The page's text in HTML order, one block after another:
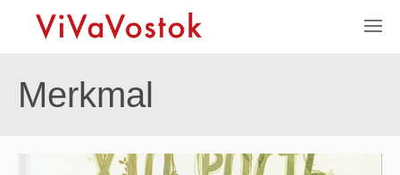
Merkmal